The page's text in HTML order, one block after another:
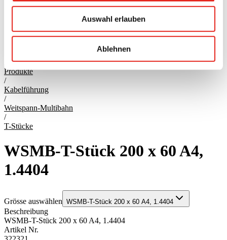
Auswahl erlauben
Ablehnen
Produkte
/
Kabelführung
/
Weitspann-Multibahn
/
T-Stücke
WSMB-T-Stück 200 x 60 A4,
1.4404
Grösse auswählen WSMB-T-Stück 200 x 60 A4, 1.4404
Beschreibung
WSMB-T-Stück 200 x 60 A4, 1.4404
Artikel Nr.